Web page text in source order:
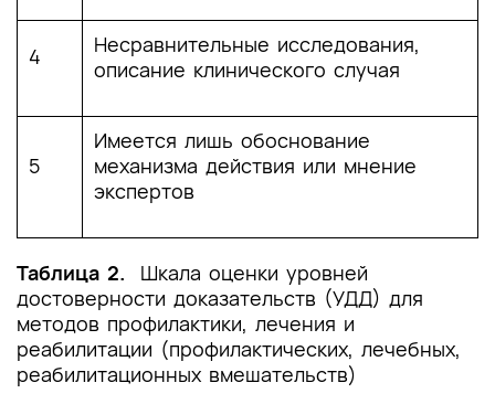
[30]
Bonde J. H. et al. Clinical Utility of
Human Papillomavirus Genotyping in
Cervical Cancer Screening: A Systematic
Review //Journal of lower genital tract
disease. – 2020. – Т. 24. – №. 1. – С. 1-13.
Стругацкий В.М., Маланова Т.Б.,
Арсланян К.Н. Физиотерапия в практике
акушера-гинеколога (клинические аспекты
и рецептура). - 2-е изд. – Москва:
МЕДпресс-информ, 2008.
4
Несравнительные исследования,
описание клинического случая
5
Имеется лишь обоснование
механизма действия или мнение
экспертов
Таблица 2. Шкала оценки уровней
достоверности доказательств (УДД) для
методов профилактики, лечения и
реабилитации (профилактических, лечебных,
реабилитационных вмешательств)